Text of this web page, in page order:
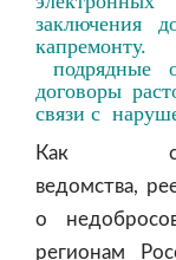
заключения
подрядные
договоры
связи с
Как
ведомства,
о
регионам